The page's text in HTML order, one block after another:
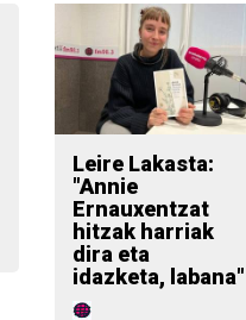
Leire Lakasta:
"Annie
Ernauxentzat
hitzak harriak
dira eta
idazketa, labana"